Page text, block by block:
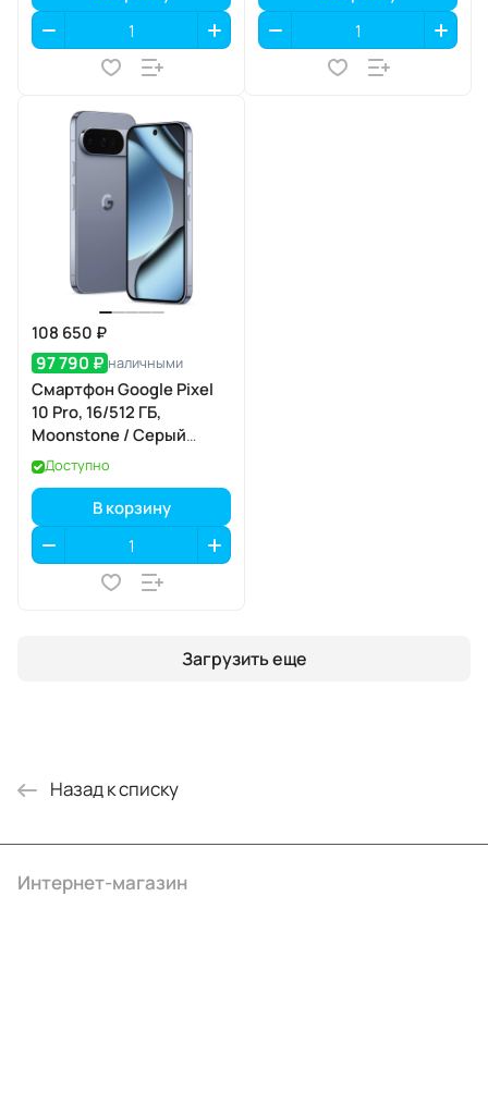
108 650 ₽
97 790 ₽ наличными
Смартфон Google Pixel
10 Pro, 16/512 ГБ,
Moonstone / Серый
Лунный Камень
Доступно
В корзину
Загрузить еще
Назад к списку
Интернет-магазин